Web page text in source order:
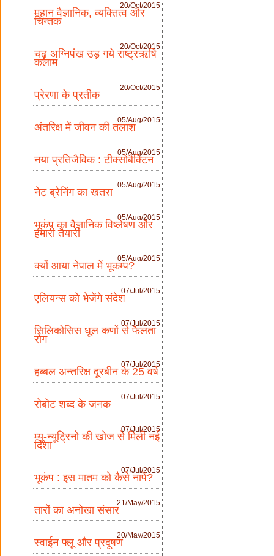
20/Oct/2015
महान वैज्ञानिक, व्यक्तित्व और
चिन्तक
20/Oct/2015
चढ़ अग्निपंख उड़ गये राष्ट्रऋषि
कलाम
20/Oct/2015
प्रेरणा के प्रतीक
05/Aug/2015
अंतरिक्ष में जीवन की तलाश
05/Aug/2015
नया प्रतिजैविक : टीक्सोबैक्टिन
05/Aug/2015
नेट ब्रेनिंग का खतरा
05/Aug/2015
भूकंप का वैज्ञानिक विष्लेषण और
हमारी तैयारी
05/Aug/2015
क्यों आया नेपाल में भूकम्प?
07/Jul/2015
एलियन्स को भेजेंगे संदेश
07/Jul/2015
सिलिकोसिस धूल कणों से फैलता
रोग
07/Jul/2015
हब्बल अन्तरिक्ष दूरबीन के 25 वर्ष
07/Jul/2015
रोबोट शब्द के जनक
07/Jul/2015
म्यू-न्यूट्रिनो की खोज से मिली नई
दिशा
07/Jul/2015
भूकंप : इस मातम को कैसे नापें?
21/May/2015
तारों का अनोखा संसार
20/May/2015
स्वाईन फ्लू और प्रदूषण